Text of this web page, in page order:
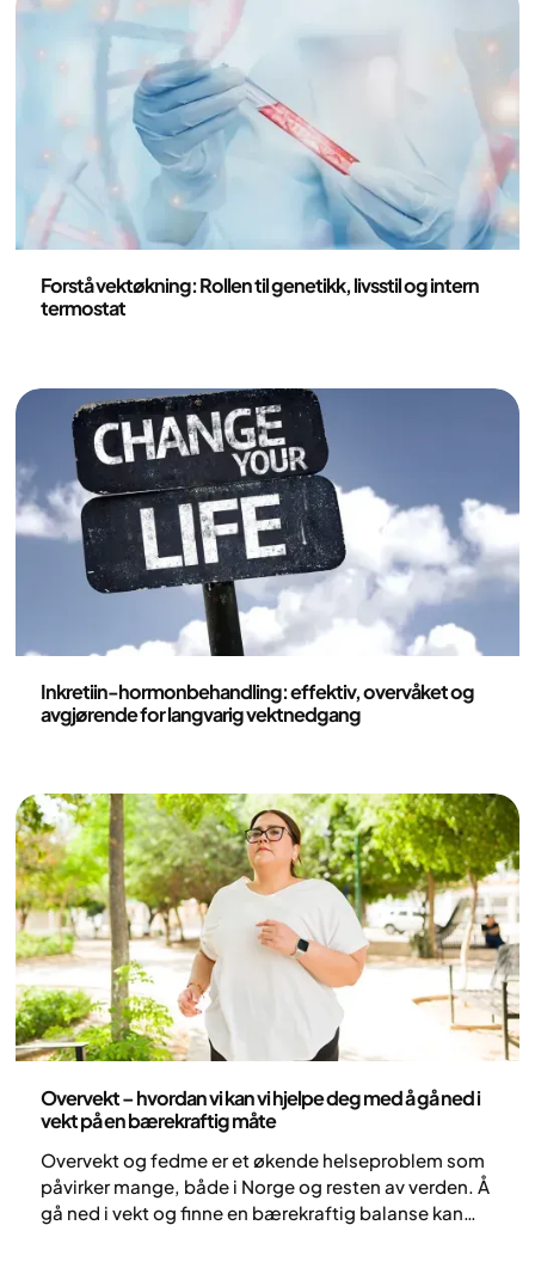
Forstå vektøkning: Rollen til genetikk, livsstil og intern
termostat
Inkretiin-hormonbehandling: effektiv, overvåket og
avgjørende for langvarig vektnedgang
Overvekt – hvordan vi kan vi hjelpe deg med å gå ned i
vekt på en bærekraftig måte
Overvekt og fedme er et økende helseproblem som
påvirker mange, både i Norge og resten av verden. Å
gå ned i vekt og finne en bærekraftig balanse kan